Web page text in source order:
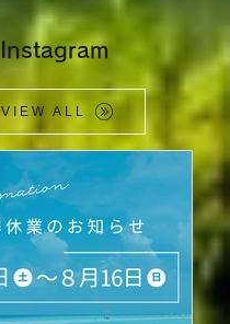
​Instagram
VIEW ALL